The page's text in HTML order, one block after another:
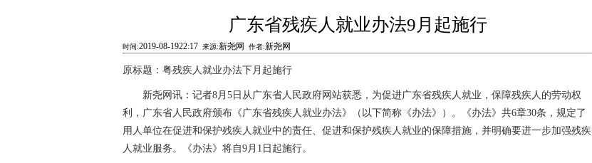
广东省残疾人就业办法9月起施行
时间:2019-08-1922:17 来源:新尧网 作者:新尧网
原标题：粤残疾人就业办法下月起施行
新尧网讯：记者8月5日从广东省人民政府网站获悉，为促进广东省残疾人就业，保障残疾人的劳动权
利，广东省人民政府颁布《广东省残疾人就业办法》（以下简称《办法》）。《办法》共6章30条，规定了
用人单位在促进和保护残疾人就业中的责任、促进和保护残疾人就业的保障措施，并明确要进一步加强残疾
人就业服务。《办法》将自9月1日起施行。